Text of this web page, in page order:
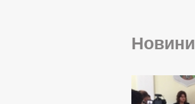
Новини